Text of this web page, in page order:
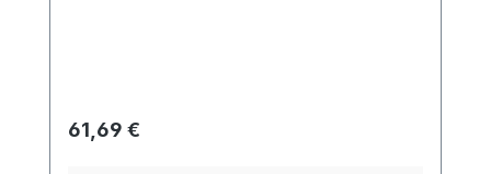
Regulärer Preis:
61,69 €